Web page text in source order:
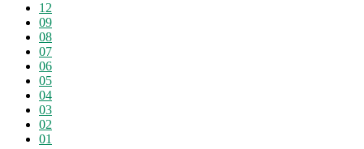
12
09
08
07
06
05
04
03
02
01